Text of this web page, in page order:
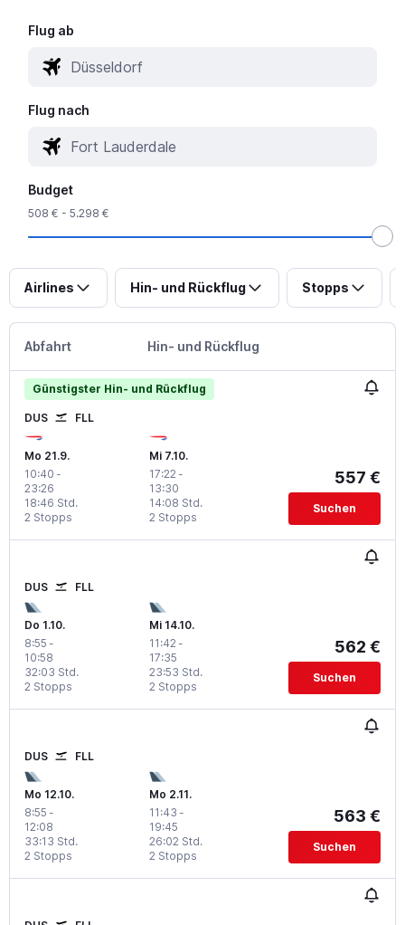
Flug ab
Flug nach
Budget
508 € - 5.298 €
Airlines Hin- und Rückflug Stopps
Abfahrt Hin- und Rückflug
Günstigster Hin- und Rückflug
DUS FLL
Mo 21.9.
10:40 -
23:26
2 Stopps
18:46 Std.
Mi 7.10.
17:22 -
13:30
2 Stopps
14:08 Std.
557 €
Suchen
DUS FLL
Do 1.10.
8:55 -
10:58
2 Stopps
32:03 Std.
Mi 14.10.
11:42 -
17:35
2 Stopps
23:53 Std.
562 €
Suchen
DUS FLL
Mo 12.10.
8:55 -
12:08
2 Stopps
33:13 Std.
Mo 2.11.
11:43 -
19:45
2 Stopps
26:02 Std.
563 €
Suchen